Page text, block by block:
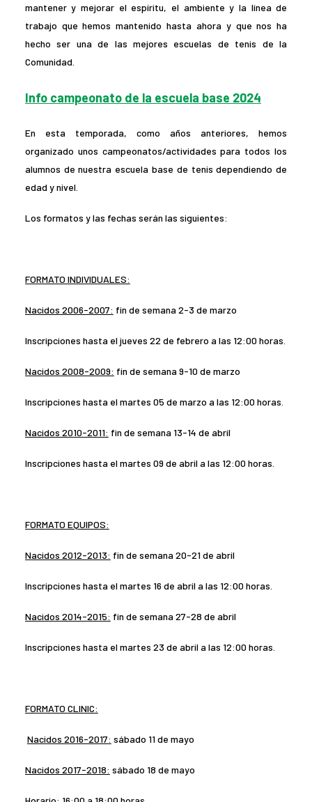
mantener y mejorar el espíritu, el ambiente y la línea de
trabajo que hemos mantenido hasta ahora y que nos ha
hecho ser una de las mejores escuelas de tenis de la
Comunidad.
Info campeonato de la escuela base 2024
En esta temporada, como años anteriores, hemos
organizado unos campeonatos/actividades para todos los
alumnos de nuestra escuela base de tenis dependiendo de
edad y nivel.
Los formatos y las fechas serán las siguientes:
FORMATO INDIVIDUALES:
Nacidos 2006-2007: fin de semana 2-3 de marzo
Inscripciones hasta el jueves 22 de febrero a las 12:00 horas.
Nacidos 2008-2009: fin de semana 9-10 de marzo
Inscripciones hasta el martes 05 de marzo a las 12:00 horas.
Nacidos 2010-2011: fin de semana 13-14 de abril
Inscripciones hasta el martes 09 de abril a las 12:00 horas.
FORMATO EQUIPOS:
Nacidos 2012-2013: fin de semana 20-21 de abril
Inscripciones hasta el martes 16 de abril a las 12:00 horas.
Nacidos 2014-2015: fin de semana 27-28 de abril
Inscripciones hasta el martes 23 de abril a las 12:00 horas.
FORMATO CLINIC:
Nacidos 2016-2017: sábado 11 de mayo
Nacidos 2017-2018: sábado 18 de mayo